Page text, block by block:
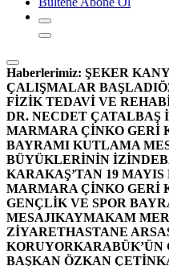
Haberlerimiz: ŞEKER
ÇALIŞMALAR BAŞLADI
FİZİK TEDAVİ VE
DR. NECDET ÇATALBAŞ
MARMARA ÇİNKO GERİ
BAYRAMI KUTLAMA
BÜYÜKLERİNİN İZİNDE
KARAKAŞ’TAN 19 MAYIS
MARMARA ÇİNKO GERİ
GENÇLİK VE SPOR
MESAJIKAYMAKAM
ZİYARETHASTANE
KORUYORKARABÜK’ÜN
BAŞKAN ÖZKAN